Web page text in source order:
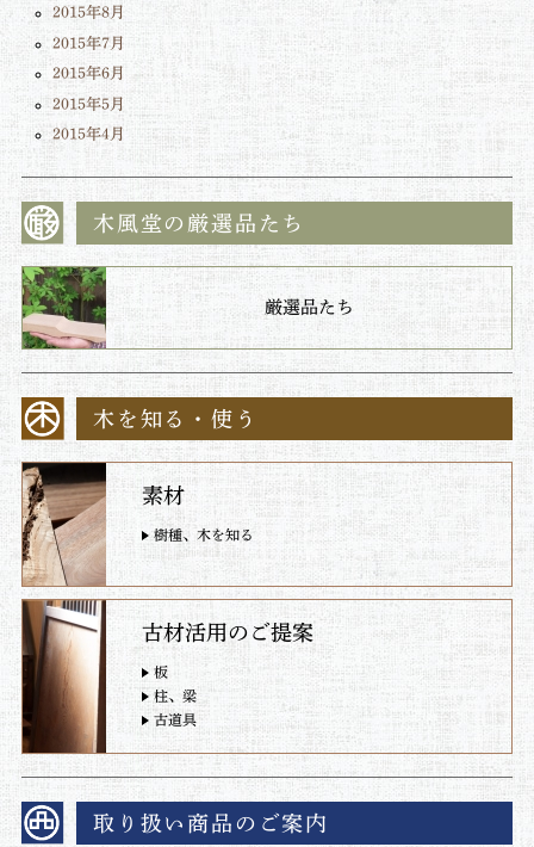
2015年8月
2015年7月
2015年6月
2015年5月
2015年4月
木風堂の厳選品たち
厳選品たち
木を知る・使う
素材
樹種、木を知る
古材活用のご提案
板
柱、梁
古道具
取り扱い商品のご案内